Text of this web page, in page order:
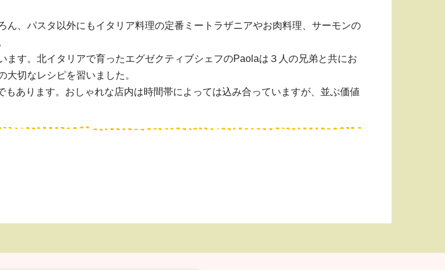
、パスタ以外にもイタリア料理の定番ミートラザニアやお肉料理、サーモンの
す。北イタリアで育ったエグゼクティブシェフのPaolaは３人の兄弟と共にお
切なレシピを習いました。
あります。おしゃれな店内は時間帯によっては込み合っていますが、並ぶ価値